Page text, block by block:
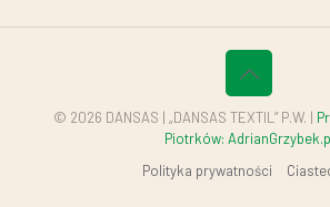
© 2026 DANSAS | „DANSAS TEXTIL” P.W. |
Piotrków:
Polityka prywatności